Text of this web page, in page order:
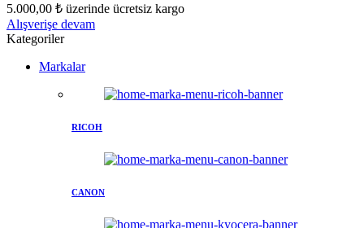
5.000,00 ₺ üzerinde ücretsiz kargo
Alışverişe devam
Kategoriler
Markalar
RICOH
CANON